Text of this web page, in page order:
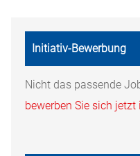
Initiativ-Bewerbung
Nicht das passende
bewerben Sie sich